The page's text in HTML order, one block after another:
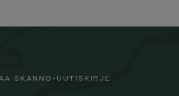
SKANNO-UUTISKIRJE